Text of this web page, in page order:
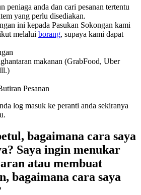
peniaga anda dan cari pesanan tertentu
yang perlu disediakan.
ini kepada Pasukan Sokongan kami
melalui borang, supaya kami dapat
makanan (GrabFood, Uber
Pesanan
log masuk ke peranti anda sekiranya
bagaimana cara saya
Saya ingin menukar
atau membuat
bagaimana cara saya